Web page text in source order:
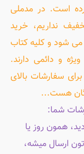
است. در مدملی
نداریم، خرید
می شود و کلیه کتاب
ویژه و دائمی دارند.
سفارشات بالای
شما:
همون روز یا
ارسال میشه،